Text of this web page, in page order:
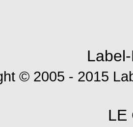
© 2005 - 2015
LE